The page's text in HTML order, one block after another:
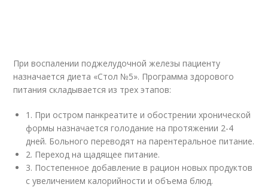
При воспалении поджелудочной железы пациенту
назначается диета «Стол №5». Программа здорового
питания складывается из трех этапов:
1. При остром панкреатите и обострении хронической
формы назначается голодание на протяжении 2-4
дней. Больного переводят на парентеральное питание.
2. Переход на щадящее питание.
3. Постепенное добавление в рацион новых продуктов
с увеличением калорийности и объема блюд.